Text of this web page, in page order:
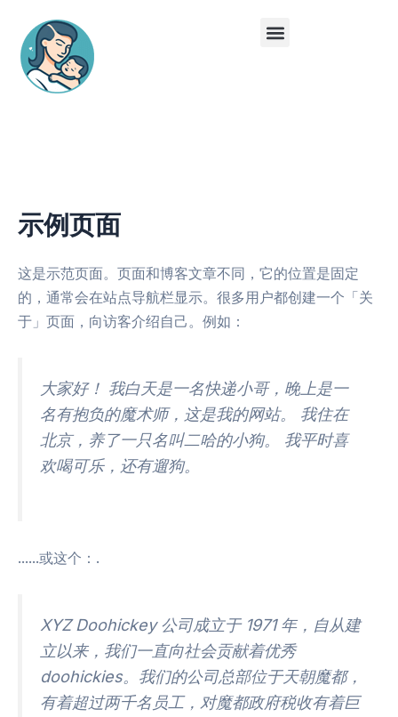
содержанию
Меню
示例页面
这是示范页面。页面和博客文章不同，它的位置是固定
的，通常会在站点导航栏显示。很多用户都创建一个「关
于」页面，向访客介绍自己。例如：
大家好！ 我白天是一名快递小哥，晚上是一
名有抱负的魔术师，这是我的网站。 我住在
北京，养了一只名叫二哈的小狗。 我平时喜
欢喝可乐，还有遛狗。
......或这个：.
XYZ Doohickey 公司成立于 1971 年，自从建
立以来，我们一直向社会贡献着优秀
doohickies。我们的公司总部位于天朝魔都，
有着超过两千名员工，对魔都政府税收有着巨